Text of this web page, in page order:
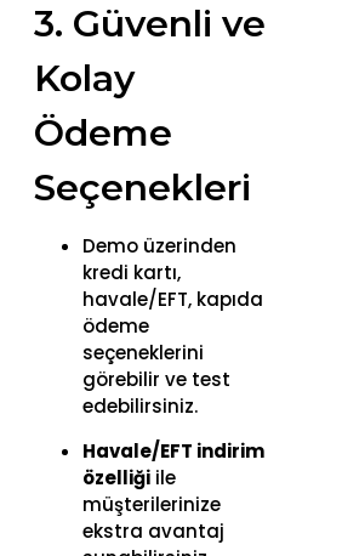
3. Güvenli ve
Kolay
Ödeme
Seçenekleri
Demo üzerinden
kredi kartı,
havale/EFT, kapıda
ödeme
seçeneklerini
görebilir ve test
edebilirsiniz.
Havale/EFT indirim
özelliği ile
müşterilerinize
ekstra avantaj